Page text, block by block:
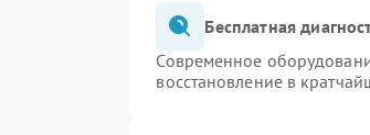
Бесплатная
Современное
восстановление в